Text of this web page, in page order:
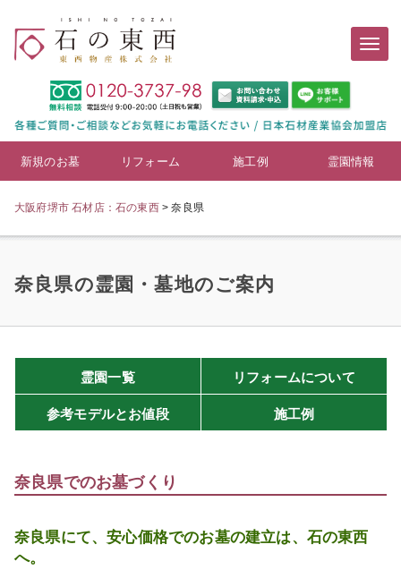
新規のお墓 リフォーム 施工例 霊園情報
大阪府堺市 石材店：石の東西>奈良県
奈良県の霊園・墓地のご案内
霊園一覧 リフォームについて
参考モデルとお値段 施工例
奈良県でのお墓づくり
奈良県にて、安心価格でのお墓の建立は、石の東西
へ。